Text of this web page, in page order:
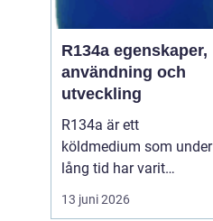
R134a egenskaper,
användning och
utveckling
R134a är ett
köldmedium som under
lång tid har varit
standard i många kyl-
och AC-system. Det
13 juni 2026